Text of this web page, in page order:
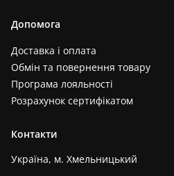
Допомога
Доставка і оплата
Обмін та повернення товару
Програма лояльності
Розрахунок сертифікатом
Контакти
Україна, м. Хмельницький